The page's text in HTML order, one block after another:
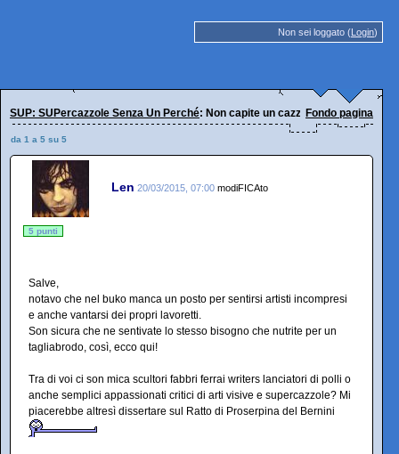
Non sei loggato (Login)
SUP: SUPercazzole Senza Un Perché: Non capite un cazzo: questa è
Fondo pagina
da 1 a 5 su 5
Len 20/03/2015, 07:00 modiFICAto
5 punti
Salve,
notavo che nel buko manca un posto per sentirsi artisti incompresi
e anche vantarsi dei propri lavoretti.
Son sicura che ne sentivate lo stesso bisogno che nutrite per un
tagliabrodo, così, ecco qui!
Tra di voi ci son mica scultori fabbri ferrai writers lanciatori di polli o
anche semplici appassionati critici di arti visive e supercazzole? Mi
piacerebbe altresì dissertare sul Ratto di Proserpina del Bernini